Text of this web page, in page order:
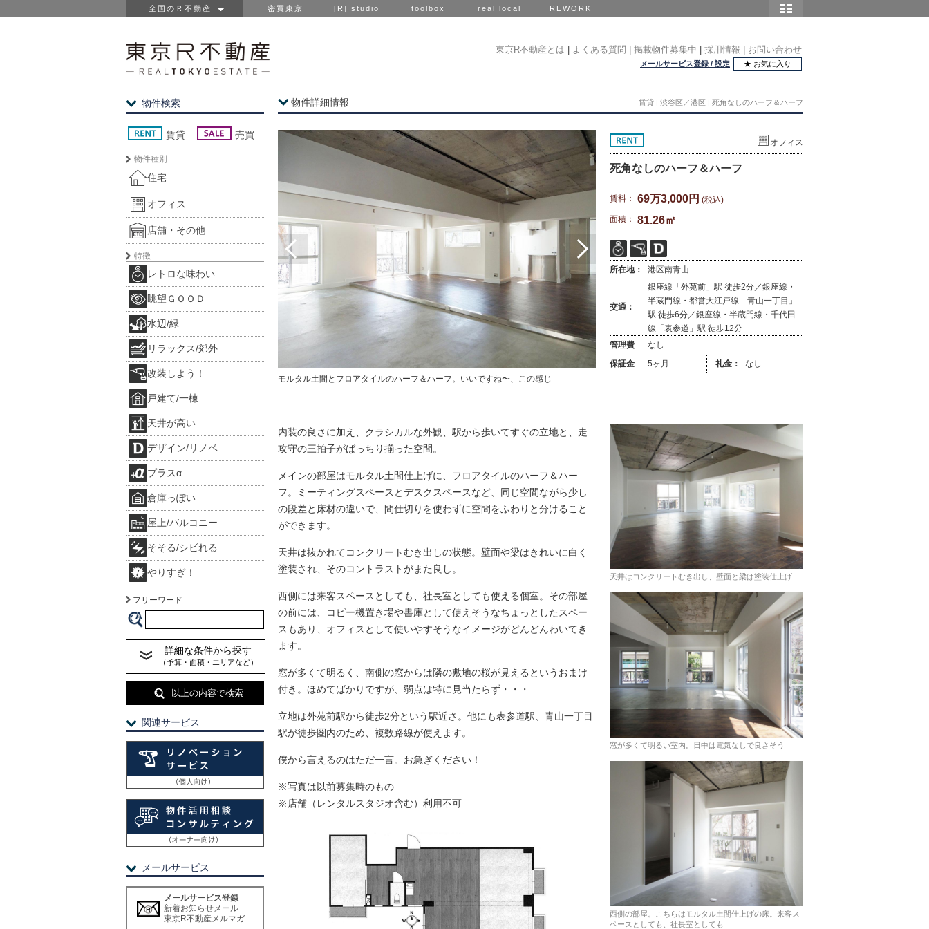
全国のＲ不動産 密買東京 [R] studio toolbox real local REWORK
東京R不動産とは よくある質問 掲載物件募集中 採用情報 お問い合わせ
メールサービス登録 / 設定 ★ お気に入り
物件詳細情報 賃貸 | 渋谷区／港区 | 死角なしのハーフ＆ハーフ
モルタル土間とフロアタイルのハーフ＆ハーフ。いいですね〜、この感じ
オフィス
死角なしのハーフ＆ハーフ
賃料： 69万3,000円 (税込)
面積：
81.26㎡
所在地： 港区南青山
交通：
銀座線「外苑前」駅 徒歩2分／銀座線・
半蔵門線・都営大江戸線「青山一丁目」
駅 徒歩6分／銀座線・半蔵門線・千代田
線「表参道」駅 徒歩12分
管理費
なし
保証金
5ヶ月 礼金： なし
内装の良さに加え、クラシカルな外観、駅から歩いてすぐの立地と、走
攻守の三拍子がばっちり揃った空間。
メインの部屋はモルタル土間仕上げに、フロアタイルのハーフ＆ハー
フ。ミーティングスペースとデスクスペースなど、同じ空間ながら少し
の段差と床材の違いで、間仕切りを使わずに空間をふわりと分けること
ができます。
天井は抜かれてコンクリートむき出しの状態。壁面や梁はきれいに白く
塗装され、そのコントラストがまた良し。
西側には来客スペースとしても、社長室としても使える個室。その部屋
の前には、コピー機置き場や書庫として使えそうなちょっとしたスペー
スもあり、オフィスとして使いやすそうなイメージがどんどんわいてき
ます。
窓が多くて明るく、南側の窓からは隣の敷地の桜が見えるというおまけ
付き。ほめてばかりですが、弱点は特に見当たらず・・・
立地は外苑前駅から徒歩2分という駅近さ。他にも表参道駅、青山一丁目
駅が徒歩圏内のため、複数路線が使えます。
僕から言えるのはただ一言。お急ぎください！
※写真は以前募集時のもの
※店舗（レンタルスタジオ含む）利用不可
天井はコンクリートむき出し、壁面と梁は塗装仕上げ
窓が多くて明るい室内。日中は電気なしで良さそう
西側の部屋。こちらはモルタル土間仕上げの床。来客ス
ペースとしても、社長室としても
物件検索
賃貸 売買
物件種別
住宅
オフィス
店舗・その他
特徴
レトロな味わい
眺望ＧＯＯＤ
水辺/緑
リラックス/郊外
改装しよう！
戸建て/一棟
天井が高い
デザイン/リノベ
プラスα
倉庫っぽい
屋上/バルコニー
そそる/シビれる
やりすぎ！
フリーワード
詳細な条件から探す
（予算・面積・エリアなど）
以上の内容で検索
関連サービス
メールサービス
メールサービス登録
新着お知らせメール
東京R不動産メルマガ